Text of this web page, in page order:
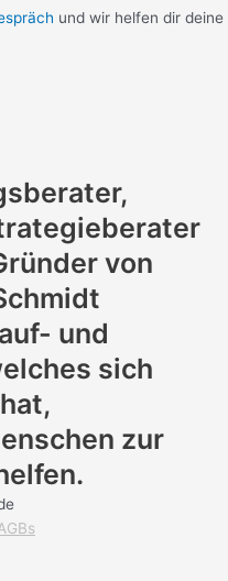
und wir helfen dir deine
von
und
sich
zur